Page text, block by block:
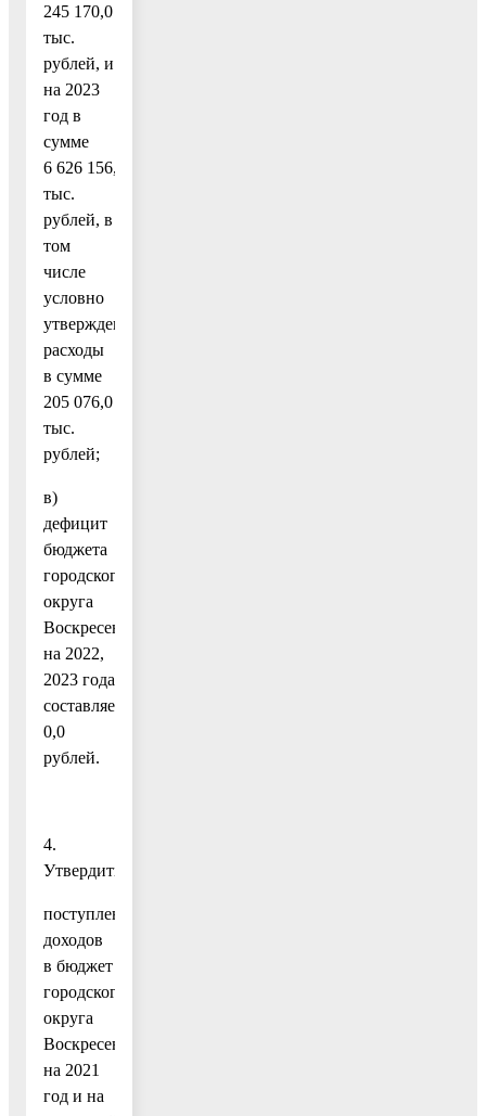
245 170,0
тыс.
рублей, и
на 2023
год в
сумме
6 626 156,0
тыс.
рублей, в
том
числе
условно
утвержденные
расходы
в сумме
205 076,0
тыс.
рублей;
в)
дефицит
бюджета
городского
округа
Воскресенск
на 2022,
2023 года
составляет
0,0
рублей.
4.
Утвердить:
поступления
доходов
в бюджет
городского
округа
Воскресенск
на 2021
год и на